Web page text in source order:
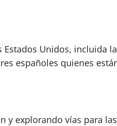
Unidos, incluida
españoles quienes
y explorando vías para